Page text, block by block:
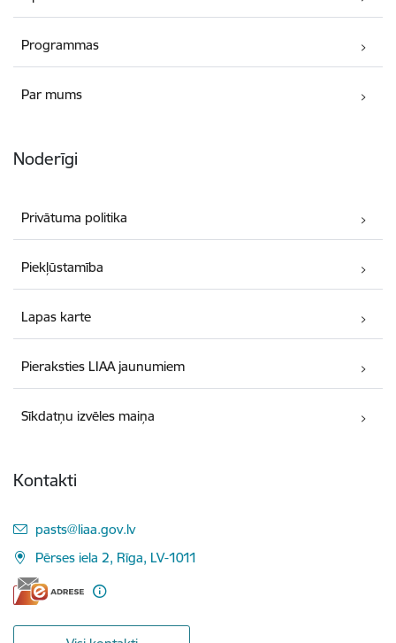
Programmas
Par mums
Noderīgi
Privātuma politika
Piekļūstamība
Lapas karte
Pieraksties LIAA jaunumiem
Sīkdatņu izvēles maiņa
Kontakti
E-pasts:
pasts@liaa.gov.lv
Pērses iela 2, Rīga, LV-1011